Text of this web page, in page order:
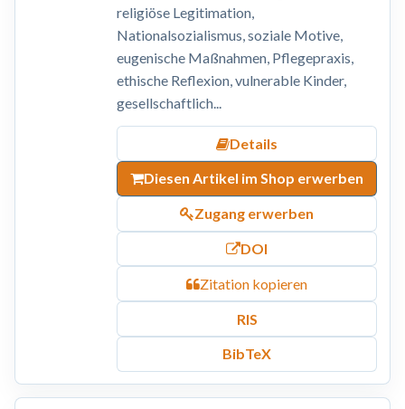
religiöse Legitimation,
Nationalsozialismus, soziale Motive,
eugenische Maßnahmen, Pflegepraxis,
ethische Reflexion, vulnerable Kinder,
gesellschaftlich...
Details
Diesen Artikel im Shop erwerben
Zugang erwerben
DOI
Zitation kopieren
RIS
BibTeX